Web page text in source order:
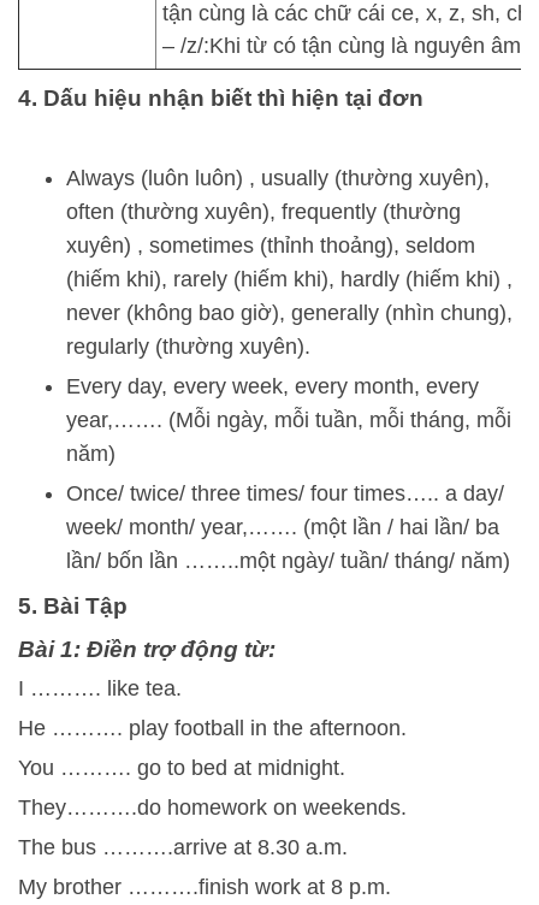
tận cùng là các chữ cái ce, x, z, sh,
– /z/:Khi từ có tận cùng là nguyên âm
4. Dấu hiệu nhận biết thì hiện tại đơn
Always (luôn luôn) , usually (thường xuyên),
often (thường xuyên), frequently (thường
xuyên) , sometimes (thỉnh thoảng), seldom
(hiếm khi), rarely (hiếm khi), hardly (hiếm khi) ,
never (không bao giờ), generally (nhìn chung),
regularly (thường xuyên).
Every day, every week, every month, every
year,……. (Mỗi ngày, mỗi tuần, mỗi tháng, mỗi
năm)
Once/ twice/ three times/ four times….. a day/
week/ month/ year,……. (một lần / hai lần/ ba
lần/ bốn lần ……..một ngày/ tuần/ tháng/ năm)
5. Bài Tập
Bài 1: Điền trợ động từ:
I ………. like tea.
He ………. play football in the afternoon.
You ………. go to bed at midnight.
They……….do homework on weekends.
The bus ……….arrive at 8.30 a.m.
My brother ……….finish work at 8 p.m.